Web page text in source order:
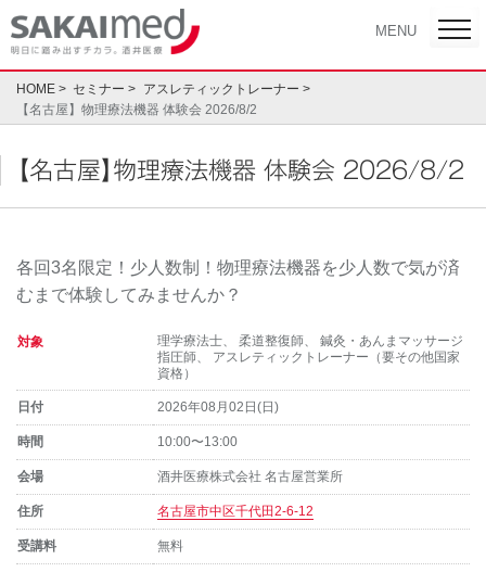
Skip
to
content
MENU
HOME セミナー
アスレティックトレーナー
【名古屋】物理療法機器 体験会 2026/8/2
【名古屋】物理療法機器 体験会 2026/8/2
各回3名限定！少人数制！物理療法機器を少人数で気が済
むまで体験してみませんか？
対象 理学療法士、 柔道整復師、
鍼灸・あんまマッサージ
指圧師、
アスレティックトレーナー（要その他国家
資格）
日付 2026年08月02日(日)
時間 10:00〜13:00
会場 酒井医療株式会社 名古屋営業所
住所 名古屋市中区千代田2-6-12
受講料 無料